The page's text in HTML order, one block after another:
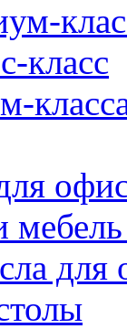
класс
для